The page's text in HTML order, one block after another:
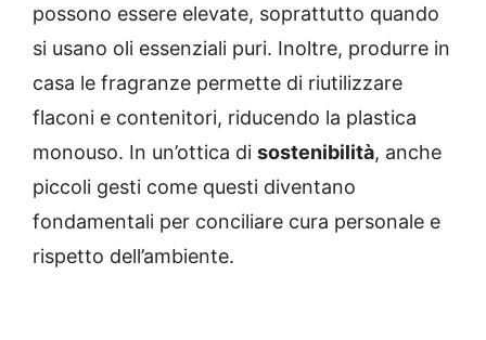
possono essere elevate, soprattutto quando
si usano oli essenziali puri. Inoltre, produrre in
casa le fragranze permette di riutilizzare
flaconi e contenitori, riducendo la plastica
monouso. In un’ottica di sostenibilità, anche
piccoli gesti come questi diventano
fondamentali per conciliare cura personale e
rispetto dell’ambiente.